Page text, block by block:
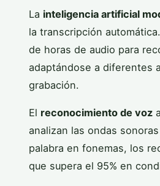
La inteligencia artificial
la transcripción
de horas de audio para
adaptándose a diferentes
grabación.
El reconocimiento de voz
analizan las ondas
palabra en fonemas, los
que supera el 95% en